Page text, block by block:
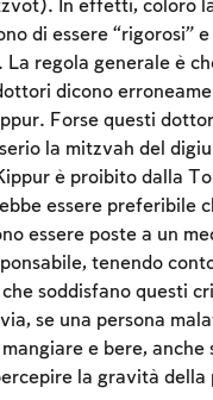
In effetti, coloro
di essere “rigorosi”
regola generale è
dicono
Forse questi
la mitzvah del
è proibito dalla
essere preferibile
essere poste a un
tenendo
soddisfano questi
se una persona
e bere, anche
la gravità
mark concepts as
account or log in.
Sign up Login